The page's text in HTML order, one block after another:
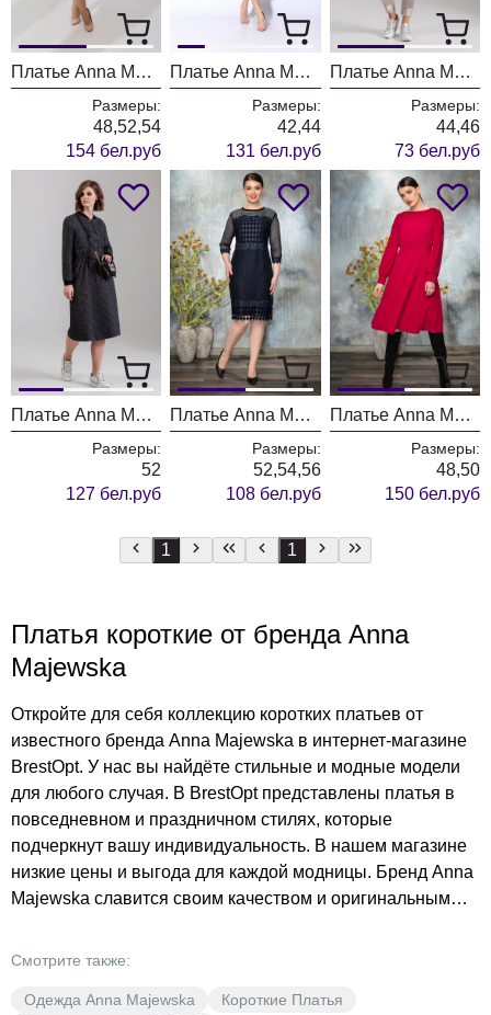
Платье Anna Majewska А038W
Размеры:
48,52,54
154 бел.руб
Платье Anna Majewska 1332 Rio
Размеры:
42,44
131 бел.руб
Платье Anna Majewska 1990
Размеры:
44,46
73 бел.руб
Платье Anna Majewska 1257
Размеры:
52
127 бел.руб
Платье Anna Majewska А271
Размеры:
52,54,56
108 бел.руб
Платье Anna Majewska А255Р
Размеры:
48,50
150 бел.руб
1 1
Платья короткие от бренда Anna
Majewska
Откройте для себя коллекцию коротких платьев от
известного бренда Anna Majewska в интернет-магазине
BrestOpt. У нас вы найдёте стильные и модные модели
для любого случая. В BrestOpt представлены платья в
повседневном и праздничном стилях, которые
подчеркнут вашу индивидуальность. В нашем магазине
низкие цены и выгода для каждой модницы. Бренд Anna
Majewska славится своим качеством и оригинальным
гардероб красивыми и стильными платьями по
цветов и материалов, чтобы каждая женщина могла
Смотрите также:
Одежда Anna Majewska
Короткие Платья